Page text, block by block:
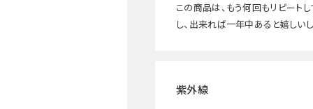
この商品は、もう何回もリピート
し、出来れば一年中あると嬉しいし
紫外線